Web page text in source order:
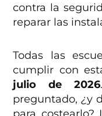
contra la
reparar las
Todas las
cumplir con
julio de 2026
preguntado,¿y